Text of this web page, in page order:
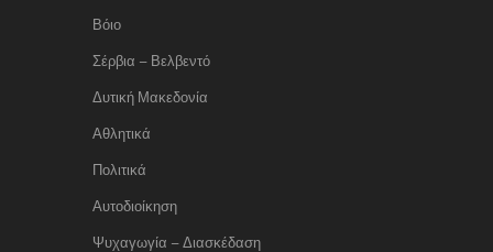
Βόιο
Σέρβια – Βελβεντό
Δυτική Μακεδονία
Αθλητικά
Πολιτικά
Αυτοδιοίκηση
Ψυχαγωγία – Διασκέδαση